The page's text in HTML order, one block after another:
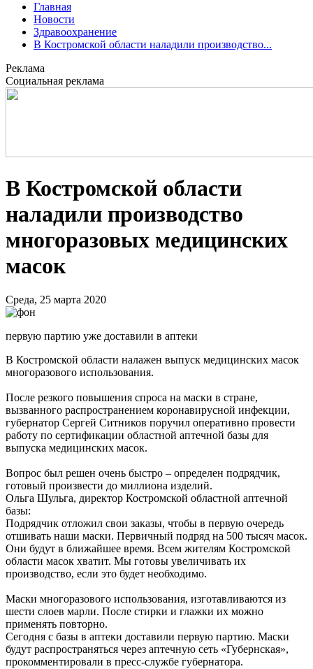
Главная
Новости
Здравоохранение
В Костромской области наладили производство...
Реклама
Социальная реклама
В Костромской области
наладили производство
многоразовых медицинских
масок
Среда, 25 марта 2020
первую партию уже доставили в аптеки
В Костромской области налажен выпуск медицинских масок
многоразового использования.
После резкого повышения спроса на маски в стране,
вызванного распространением коронавирусной инфекции,
губернатор Сергей Ситников поручил оперативно провести
работу по сертификации областной аптечной базы для
выпуска медицинских масок.
Вопрос был решен очень быстро – определен подрядчик,
готовый произвести до миллиона изделий.
Ольга Шульга, директор Костромской областной аптечной
базы:
Подрядчик отложил свои заказы, чтобы в первую очередь
отшивать наши маски. Первичный подряд на 500 тысяч масок.
Они будут в ближайшее время. Всем жителям Костромской
области масок хватит. Мы готовы увеличивать их
производство, если это будет необходимо.
Маски многоразового использования, изготавливаются из
шести слоев марли. После стирки и глажки их можно
применять повторно.
Сегодня с базы в аптеки доставили первую партию. Маски
будут распространяться через аптечную сеть «Губернская»,
прокомментировали в пресс-службе губернатора.